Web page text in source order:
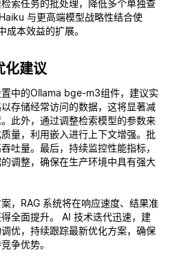
索任务的批处理，降低多个单独查
与更高端模型战略性结合使
成本效益的扩展。
建议
中的Ollama bge-m3组件，建议实
存储经常访问的数据，这将显著减
此外，通过调整检索模型的参数来
量，利用嵌入进行上下文增强。批
吐量。最后，持续监控性能指标，
调整，确保在生产环境中具有强大
，RAG 系统将在响应速度、结果准
全面提升。 AI 技术迭代迅速，建
优，持续跟踪最新优化方案，确保
争优势。